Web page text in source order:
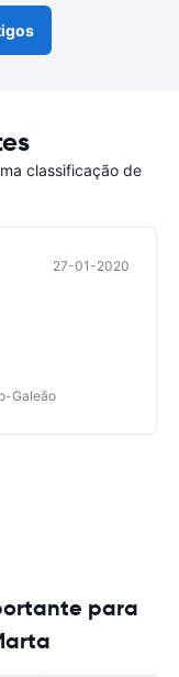
classificação de
27-01-2020
Galeão
para